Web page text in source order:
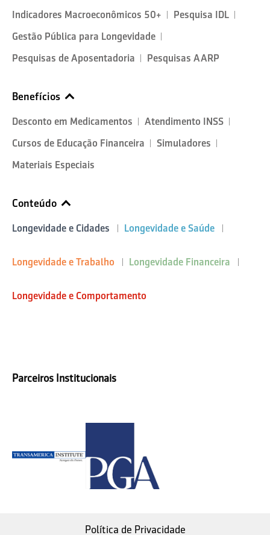
Indicadores Macroeconômicos 50+
Pesquisa IDL
Gestão Pública para Longevidade
Pesquisas de Aposentadoria
Pesquisas AARP
Benefícios
Desconto em Medicamentos
Atendimento INSS
Cursos de Educação Financeira
Simuladores
Materiais Especiais
Conteúdo
Longevidade e Cidades Longevidade e Saúde
Longevidade e Trabalho Longevidade Financeira
Longevidade e Comportamento
Parceiros Institucionais
Política de Privacidade